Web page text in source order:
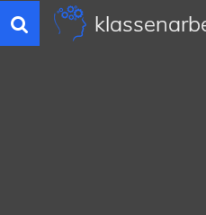
Toggle
navigation